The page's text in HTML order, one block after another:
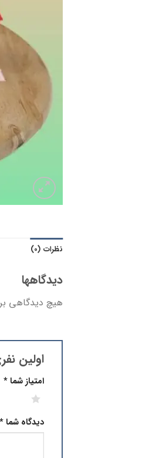
نظرات (0)
دیدگاهها
هیچ دیدگاهی
اولین
امتیاز شما*
دیدگاه شما*